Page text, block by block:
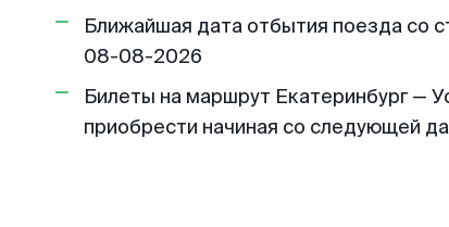
Ближайшая дата отбытия поезда со
08-08-2026
Билеты на маршрут Екатеринбург —
приобрести начиная со следующей